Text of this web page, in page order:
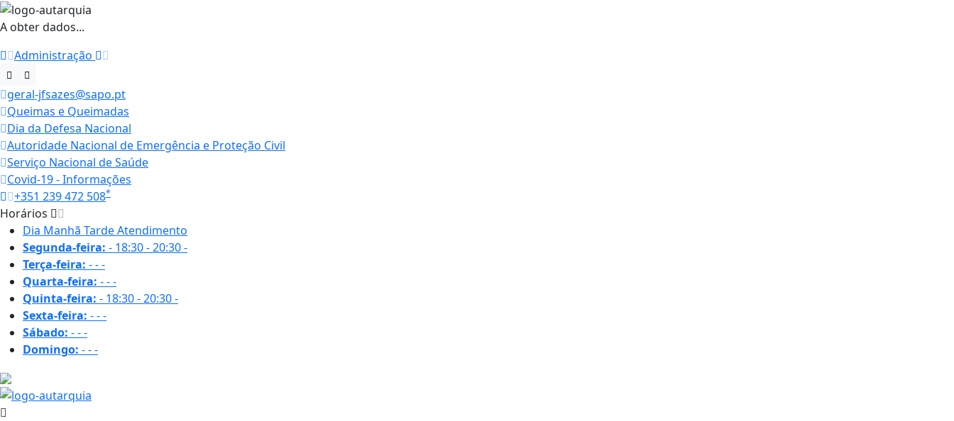
A obter dados...
Administração
geral-jfsazes@sapo.pt
Queimas e Queimadas
Dia da Defesa Nacional
Autoridade Nacional de Emergência e Proteção Civil
Serviço Nacional de Saúde
Covid-19 - Informações
+351 239 472 508*
Horários
Dia Manhã TardeAtendimento
Segunda-feira: - 18:30 - 20:30-
Terça-feira: ---
Quarta-feira: ---
Quinta-feira: - 18:30 - 20:30-
Sexta-feira: ---
Sábado: ---
Domingo: ---